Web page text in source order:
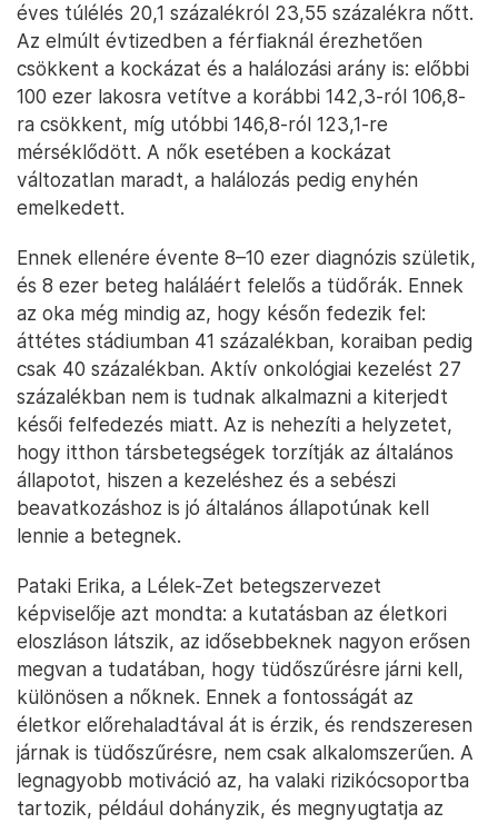
éves túlélés 20,1 százalékról 23,55 százalékra nőtt.
Az elmúlt évtizedben a férfiaknál érezhetően
csökkent a kockázat és a halálozási arány is: előbbi
100 ezer lakosra vetítve a korábbi 142,3-ról 106,8-
ra csökkent, míg utóbbi 146,8-ról 123,1-re
mérséklődött. A nők esetében a kockázat
változatlan maradt, a halálozás pedig enyhén
emelkedett.
Ennek ellenére évente 8–10 ezer diagnózis születik,
és 8 ezer beteg haláláért felelős a tüdőrák. Ennek
az oka még mindig az, hogy későn fedezik fel:
áttétes stádiumban 41 százalékban, koraiban pedig
csak 40 százalékban. Aktív onkológiai kezelést 27
százalékban nem is tudnak alkalmazni a kiterjedt
késői felfedezés miatt. Az is nehezíti a helyzetet,
hogy itthon társbetegségek torzítják az általános
állapotot, hiszen a kezeléshez és a sebészi
beavatkozáshoz is jó általános állapotúnak kell
lennie a betegnek.
Pataki Erika, a Lélek-Zet betegszervezet
képviselője azt mondta: a kutatásban az életkori
eloszláson látszik, az idősebbeknek nagyon erősen
megvan a tudatában, hogy tüdőszűrésre járni kell,
különösen a nőknek. Ennek a fontosságát az
életkor előrehaladtával át is érzik, és rendszeresen
járnak is tüdőszűrésre, nem csak alkalomszerűen. A
legnagyobb motiváció az, ha valaki rizikócsoportba
tartozik, például dohányzik, és megnyugtatja az